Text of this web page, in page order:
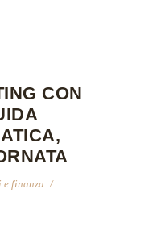
CON
e finanza